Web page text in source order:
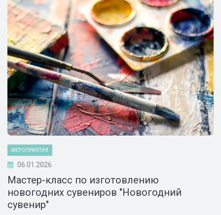
МЕРОПРИЯТИЯ
06.01.2026
Мастер-класс по изготовлению
новогодних сувениров "Новогодний
сувенир"